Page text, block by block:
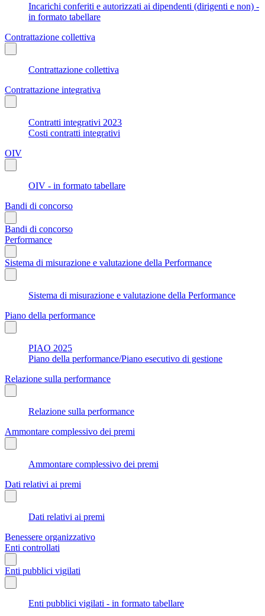
Incarichi conferiti e autorizzati ai dipendenti (dirigenti e non) -
in formato tabellare
Contrattazione collettiva
Contrattazione collettiva
Contrattazione integrativa
Contratti integrativi 2023
Costi contratti integrativi
OIV
OIV - in formato tabellare
Bandi di concorso
Bandi di concorso
Performance
Sistema di misurazione e valutazione della Performance
Sistema di misurazione e valutazione della Performance
Piano della performance
PIAO 2025
Piano della performance/Piano esecutivo di gestione
Relazione sulla performance
Relazione sulla performance
Ammontare complessivo dei premi
Ammontare complessivo dei premi
Dati relativi ai premi
Dati relativi ai premi
Benessere organizzativo
Enti controllati
Enti pubblici vigilati
Enti pubblici vigilati - in formato tabellare